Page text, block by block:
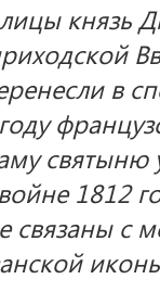
князь
в
святыню
1812
связаны с